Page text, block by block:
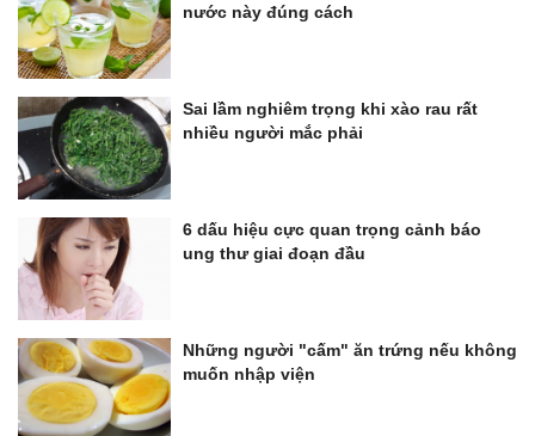
nước này đúng cách
Sai lầm nghiêm trọng khi xào rau rất
nhiều người mắc phải
6 dấu hiệu cực quan trọng cảnh báo
ung thư giai đoạn đầu
Những người "cấm" ăn trứng nếu không
muốn nhập viện